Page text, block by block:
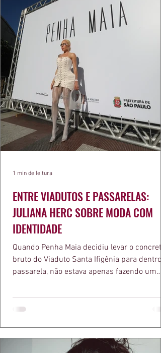
ENTRE VIADUTOS E PASSARELAS:
JULIANA HERC SOBRE MODA COM
IDENTIDADE
Quando Penha Maia decidiu levar o concreto
bruto do Viaduto Santa Ifigênia para dentro
passarela, não estava apenas fazendo um
a apresentadora e influenciadora Juliana
defende há tempos, o de que moda
estruturas geométricas, volumes
1 min de leitura